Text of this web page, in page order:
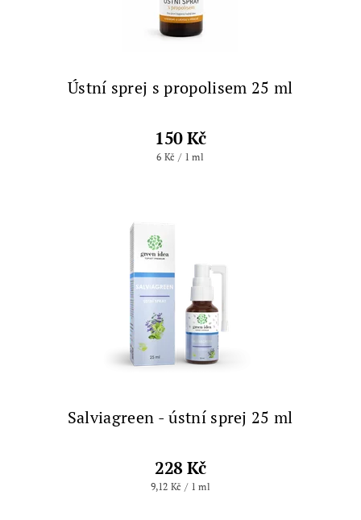
Ústní sprej s propolisem 25 ml
150 Kč
6 Kč / 1 ml
Salviagreen - ústní sprej 25 ml
228 Kč
9,12 Kč / 1 ml